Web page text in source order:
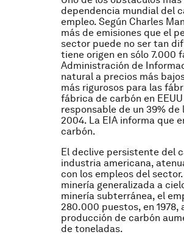
dependencia mundial del
empleo. Según Charles
más de emisiones que el
sector puede no ser tan
tiene origen en sólo 7.000
Administración de
natural a precios más
más rigurosos para las
fábrica de carbón en
responsable de un 39% de
2004. La EIA informa que
carbón.
El declive persistente del
industria americana,
con los empleos del
minería generalizada a
minería subterránea, el
280.000 puestos, en
producción de carbón
de toneladas.